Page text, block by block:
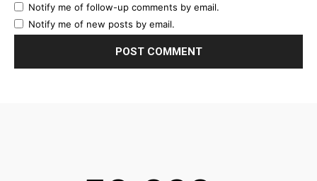
Notify me of follow-up comments by email.
Notify me of new posts by email.